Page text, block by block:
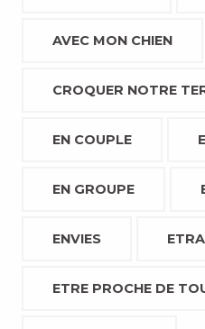
AVEC MON CHIEN
CROQUER NOTRE
EN COUPLE
EN GROUPE
ENVIES
ETRE PROCHE DE